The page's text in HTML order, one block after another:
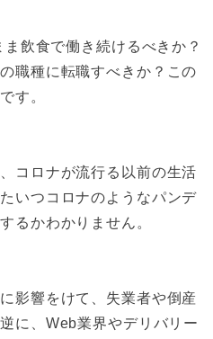
飲食で働き続けるべきか？
職種に転職すべきか？この
す。
コロナが流行る以前の生活
いつコロナのようなパンデ
るかわかりません。
影響をけて、失業者や倒産
に、Web業界やデリバリー